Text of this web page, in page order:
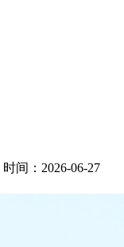
时间：2026-06-27